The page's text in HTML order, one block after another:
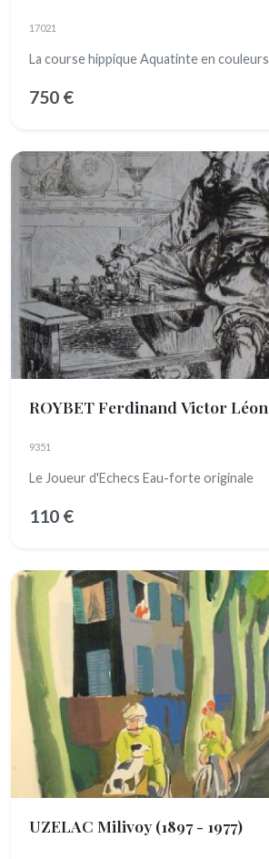
17021
La course hippique Aquatinte en couleurs
750 €
ROYBET Ferdinand Victor Léon
9351
Le Joueur d'Echecs Eau-forte originale
110 €
UZELAC Milivoy(1897 - 1977)